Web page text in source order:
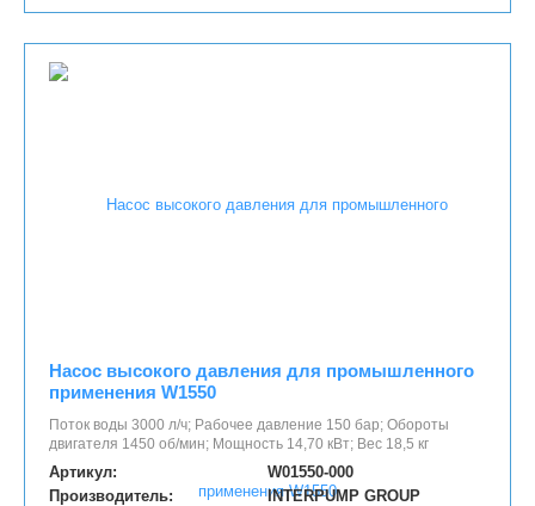
Насос высокого давления для промышленного
применения W1550
Поток воды 3000 л/ч; Рабочее давление 150 бар; Обороты
двигателя 1450 об/мин; Мощность 14,70 кВт; Вес 18,5 кг
Артикул:
W01550-000
Производитель:
INTERPUMP GROUP